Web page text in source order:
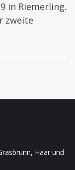
in Riemerling.
zweite
Haar und